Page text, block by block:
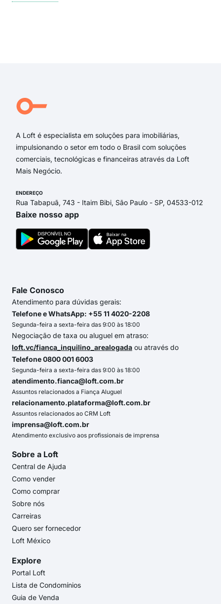
A Loft é especialista em soluções para imobiliárias,
impulsionando o setor em todo o Brasil com soluções
comerciais, tecnológicas e financeiras através da Loft
Mais Negócio.
ENDEREÇO
Rua Tabapuã, 743 - Itaim Bibi, São Paulo - SP, 04533-012
Baixe nosso app
Fale Conosco
Atendimento para dúvidas gerais:
Telefone e WhatsApp: +55 11 4020-2208
Segunda-feira a sexta-feira das 9:00 às 18:00
Negociação de taxa ou aluguel em atraso:
loft.vc/fianca_inquilino_arealogada ou através do
Telefone 0800 001 6003
Segunda-feira a sexta-feira das 9:00 às 18:00
atendimento.fianca@loft.com.br
Assuntos relacionados a Fiança Aluguel
relacionamento.plataforma@loft.com.br
Assuntos relacionados ao CRM Loft
imprensa@loft.com.br
Atendimento exclusivo aos profissionais de imprensa
Sobre a Loft
Central de Ajuda
Como vender
Como comprar
Sobre nós
Carreiras
Quero ser fornecedor
Loft México
Explore
Portal Loft
Lista de Condomínios
Guia de Venda